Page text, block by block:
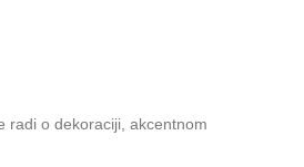
radi o dekoraciji, akcentnom